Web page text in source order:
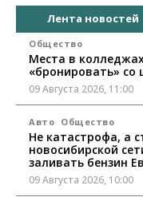
Лента новостей
Общество
Места в
«бронировать» со
09 Августа 2026, 11:00
Авто Общество
Не катастрофа, а
новосибирской
заливать бензин
09 Августа 2026, 10:00